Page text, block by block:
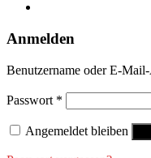
Anmelden
Benutzername oder E-
Passwort *
Angemeldet bleiben